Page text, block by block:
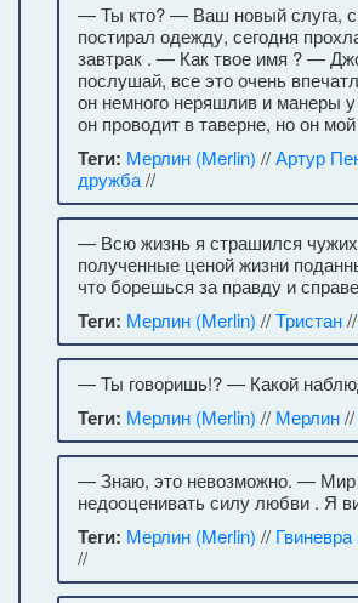
— Ты кто? — Ваш новый слуга,
постирал одежду, сегодня
завтрак . — Как твое имя ? —
послушай, все это очень
он немного неряшлив и манеры
он проводит в таверне, но он
Теги: Мерлин (Merlin) //Артур
дружба//
— Всю жизнь я страшился чужих
полученные ценой жизни
что борешься за правду и
Теги: Мерлин (Merlin) //Тристан//
— Ты говоришь!? — Какой
Теги: Мерлин (Merlin) // Мерлин//
— Знаю, это невозможно. — Мир
недооценивать силу любви . Я
Теги: Мерлин (Merlin) // Гвиневра
//